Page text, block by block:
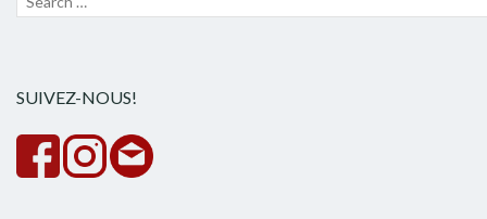
SUIVEZ-NOUS!